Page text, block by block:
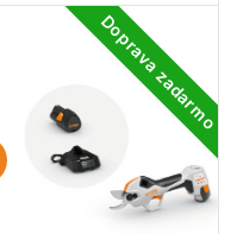
Doprava zadarmo